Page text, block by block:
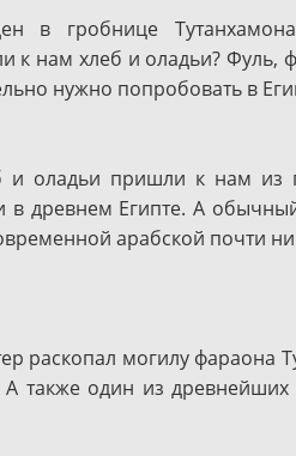
в гробнице
нам хлеб и оладьи? Фуль,
нужно попробовать в
и оладьи пришли к нам
древнем Египте. А
арабской почти
раскопал могилу фараона
также один из